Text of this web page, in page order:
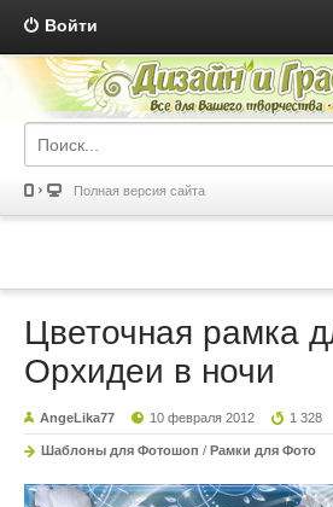
Войти
Полная версия сайта
Цветочная рамка
Орхидеи в ночи
AngeLika77 10 февраля 2012 1 328
Шаблоны для Фотошоп / Рамки для Фото